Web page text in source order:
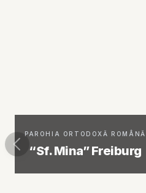
PAROHIA ORTODOXĂ ROMÂNĂ
“Sf. Mina” Freiburg